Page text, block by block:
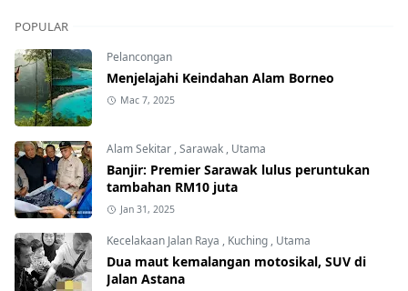
POPULAR
Pelancongan
Menjelajahi Keindahan Alam Borneo
Mac 7, 2025
Alam Sekitar ,Sarawak , Utama
Banjir: Premier Sarawak lulus peruntukan
tambahan RM10 juta
Jan 31, 2025
Kecelakaan Jalan Raya , Kuching , Utama
Dua maut kemalangan motosikal, SUV di
Jalan Astana